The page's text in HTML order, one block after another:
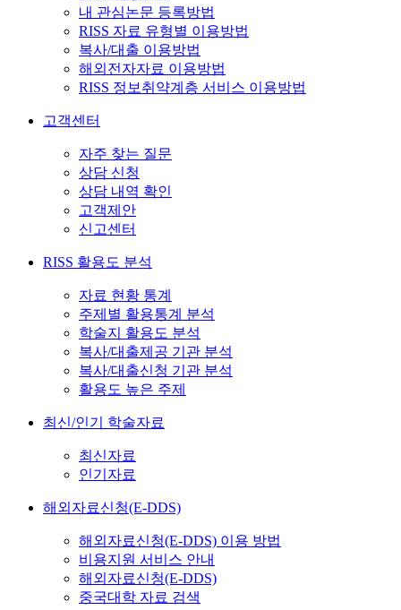
내 관심논문 등록방법
RISS 자료 유형별 이용방법
복사/대출 이용방법
해외전자자료 이용방법
RISS 정보취약계층 서비스 이용방법
고객센터
자주 찾는 질문
상담 신청
상담 내역 확인
고객제안
신고센터
RISS 활용도 분석
자료 현황 통계
주제별 활용통계 분석
학술지 활용도 분석
복사/대출제공 기관 분석
복사/대출신청 기관 분석
활용도 높은 주제
최신/인기 학술자료
최신자료
인기자료
해외자료신청(E-DDS)
해외자료신청(E-DDS) 이용 방법
비용지원 서비스 안내
해외자료신청(E-DDS)
중국대학 자료 검색